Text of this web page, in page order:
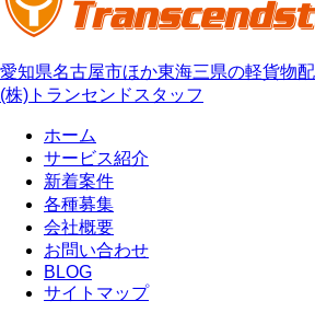
愛知県名古屋市ほか東海三県の軽貨物
(株)トランセンドスタッフ
ホーム
サービス紹介
新着案件
各種募集
会社概要
お問い合わせ
BLOG
サイトマップ